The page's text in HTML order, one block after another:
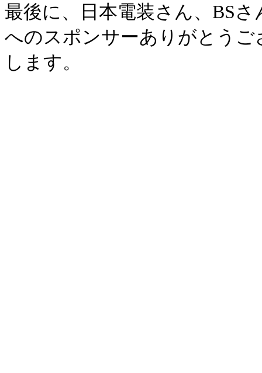
最後に、日本電装さん、BS
へのスポンサーありがとう
します。